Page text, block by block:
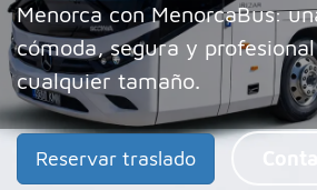
Menorca con MenorcaBus:
cómoda, segura y
cualquier tamaño.
Reservar traslado